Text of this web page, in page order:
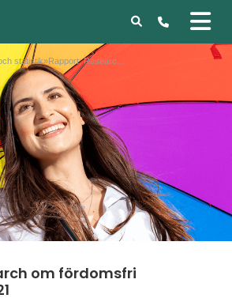
statistik»
om fördomsfri